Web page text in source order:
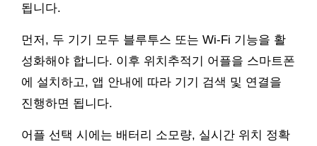
됩니다.
먼저, 두 기기 모두 블루투스 또는 Wi-Fi 기능을 활
성화해야 합니다. 이후 위치추적기 어플을 스마트폰
에 설치하고, 앱 안내에 따라 기기 검색 및 연결을
진행하면 됩니다.
어플 선택 시에는 배터리 소모량, 실시간 위치 정확